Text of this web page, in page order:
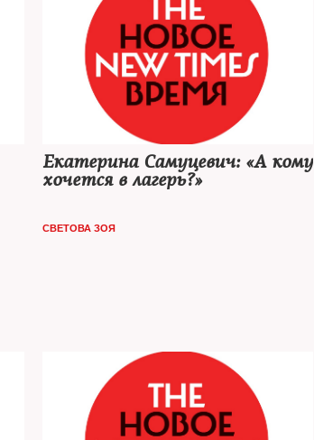
Екатерина Самуцевич: «А кому
хочется в лагерь?»
СВЕТОВА ЗОЯ